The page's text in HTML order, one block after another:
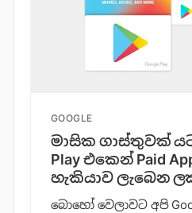
GOOGLE
මාසික ගාස්තුවක්
Play එකෙන් Paid
හැකියාව ලැබෙන
බොහෝ වෙලාවට අපි